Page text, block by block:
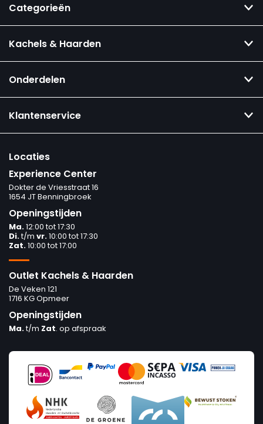
Categorieën
Kachels & Haarden
Onderdelen
Klantenservice
Locaties
Experience Center
Dokter de Vriesstraat 16
1654 JT Benningbroek
Openingstijden
Ma.12:00 tot 17:30
Di.t/m vr.10:00 tot 17:30
Zat.10:00 tot 17:00
Outlet Kachels & Haarden
De Veken 121
1716 KG Opmeer
Openingstijden
Ma.t/m Zat. op afspraak